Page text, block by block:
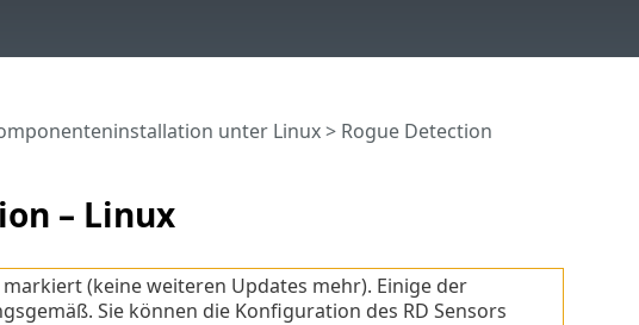
– Linux
unter Linux> Rogue Detection
(keine weiteren Updates mehr). Einige der
Sie können die Konfiguration des RD Sensors